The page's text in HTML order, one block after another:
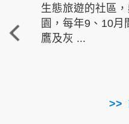
生態旅遊的社區
園，每年9、10月
鷹及灰 ...